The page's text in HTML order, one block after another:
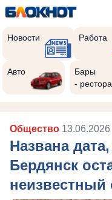
Новости Работа
Авто
Бары
-
Общество 13.06.2026
Названа
Бердянск
неизвестный